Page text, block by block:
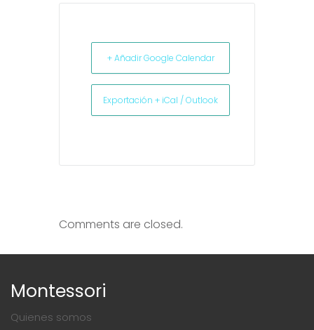
+ Añadir Google Calendar
Exportación + iCal / Outlook
Comments are closed.
Montessori
Quienes somos